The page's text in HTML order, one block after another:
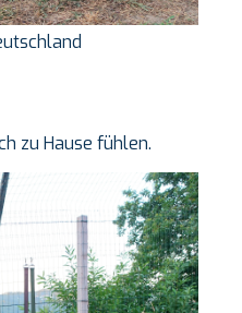
zu Hause fühlen.